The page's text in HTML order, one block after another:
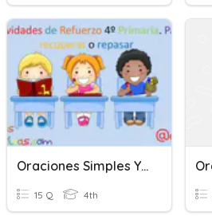
Oraciones Simples Y Compuestas Cuarto Primaria
15 Q 4th